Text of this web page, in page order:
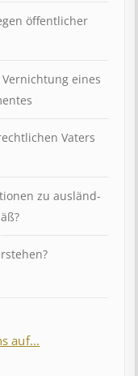
öffent­lich­er
eines
Vaters
zu aus­länd­
auf...